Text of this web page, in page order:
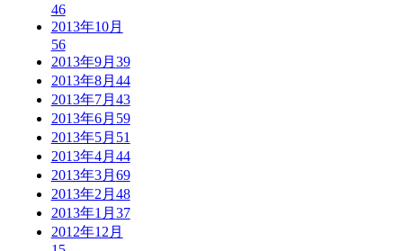
46
2013年10月
56
2013年9月 39
2013年8月 44
2013年7月 43
2013年6月 59
2013年5月 51
2013年4月 44
2013年3月 69
2013年2月 48
2013年1月 37
2012年12月